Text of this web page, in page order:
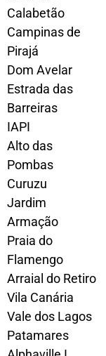
Calabetão
Campinas de
Pirajá
Dom Avelar
Estrada das
Barreiras
IAPI
Alto das
Pombas
Curuzu
Jardim
Armação
Praia do
Flamengo
Arraial do Retiro
Vila Canária
Vale dos Lagos
Patamares